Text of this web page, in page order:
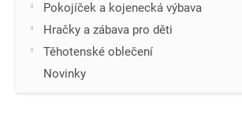
Pokojíček a kojenecká výbava
Hračky a zábava pro děti
Těhotenské oblečení
Novinky